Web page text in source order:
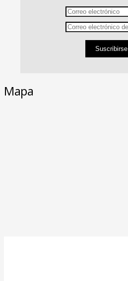
Suscribirse
Mapa